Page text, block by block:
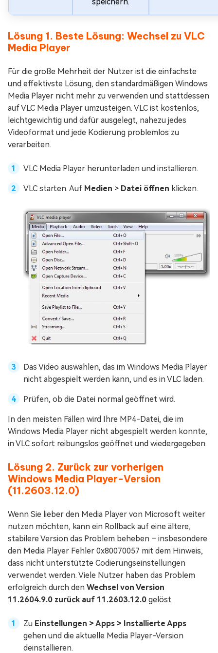
speichern.
Lösung 1. Beste Lösung: Wechsel zu VLC
Media Player
Für die große Mehrheit der Nutzer ist die einfachste
und effektivste Lösung, den standardmäßigen Windows
Media Player nicht mehr zu verwenden und stattdessen
auf VLC Media Player umzusteigen. VLC ist kostenlos,
leichtgewichtig und dafür ausgelegt, nahezu jedes
Videoformat und jede Kodierung problemlos zu
verarbeiten.
VLC Media Player herunterladen und installieren.
VLC starten. Auf Medien > Datei öffnen klicken.
Das Video auswählen, das im Windows Media Player
nicht abgespielt werden kann, und es in VLC laden.
Prüfen, ob die Datei normal geöffnet wird.
In den meisten Fällen wird Ihre MP4-Datei, die im
Windows Media Player nicht abgespielt werden konnte,
in VLC sofort reibungslos geöffnet und wiedergegeben.
Lösung 2. Zurück zur vorherigen
Windows Media Player-Version
(11.2603.12.0)
Wenn Sie lieber den Media Player von Microsoft weiter
nutzen möchten, kann ein Rollback auf eine ältere,
stabilere Version das Problem beheben – insbesondere
den Media Player Fehler 0x80070057 mit dem Hinweis,
dass nicht unterstützte Codierungseinstellungen
verwendet werden. Viele Nutzer haben das Problem
erfolgreich durch den Wechsel von Version
11.2604.9.0 zurück auf 11.2603.12.0 gelöst.
Zu Einstellungen > Apps > Installierte Apps
gehen und die aktuelle Media Player-Version
deinstallieren.